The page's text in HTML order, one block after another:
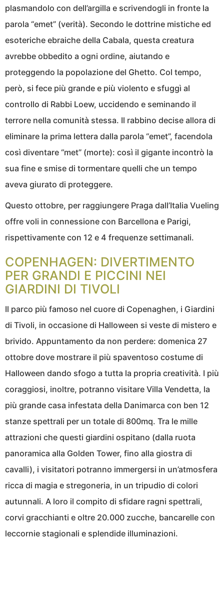
plasmandolo con dell’argilla e scrivendogli in fronte la
parola “emet” (verità). Secondo le dottrine mistiche ed
esoteriche ebraiche della Cabala, questa creatura
avrebbe obbedito a ogni ordine, aiutando e
proteggendo la popolazione del Ghetto. Col tempo,
però, si fece più grande e più violento e sfuggì al
controllo di Rabbi Loew, uccidendo e seminando il
terrore nella comunità stessa. Il rabbino decise allora di
eliminare la prima lettera dalla parola “emet”, facendola
così diventare “met” (morte): così il gigante incontrò la
sua fine e smise di tormentare quelli che un tempo
aveva giurato di proteggere.
Questo ottobre, per raggiungere Praga dall’Italia Vueling
offre voli in connessione con Barcellona e Parigi,
rispettivamente con 12 e 4 frequenze settimanali.
COPENHAGEN: DIVERTIMENTO
PER GRANDI E PICCINI NEI
GIARDINI DI TIVOLI
Il parco più famoso nel cuore di Copenaghen, i Giardini
di Tivoli, in occasione di Halloween si veste di mistero e
brivido. Appuntamento da non perdere: domenica 27
ottobre dove mostrare il più spaventoso costume di
Halloween dando sfogo a tutta la propria creatività. I più
coraggiosi, inoltre, potranno visitare Villa Vendetta, la
più grande casa infestata della Danimarca con ben 12
stanze spettrali per un totale di 800mq. Tra le mille
attrazioni che questi giardini ospitano (dalla ruota
panoramica alla Golden Tower, fino alla giostra di
cavalli), i visitatori potranno immergersi in un’atmosfera
ricca di magia e stregoneria, in un tripudio di colori
autunnali. A loro il compito di sfidare ragni spettrali,
corvi gracchianti e oltre 20.000 zucche, bancarelle con
leccornie stagionali e splendide illuminazioni.